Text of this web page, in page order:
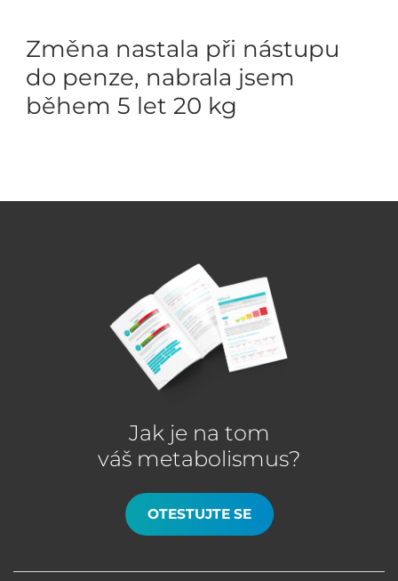
Změna nastala při nástupu
do penze, nabrala jsem
během 5 let 20 kg
Jak je na tom
váš metabolismus?
OTESTUJTE SE